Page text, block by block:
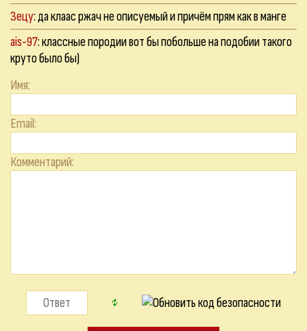
Зецу: да клаас ржач не описуемый и причём прям как в манге
ais-97: классные породии вот бы побольше на подобии такого
круто было бы)
Имя:
Email:
Комментарий: